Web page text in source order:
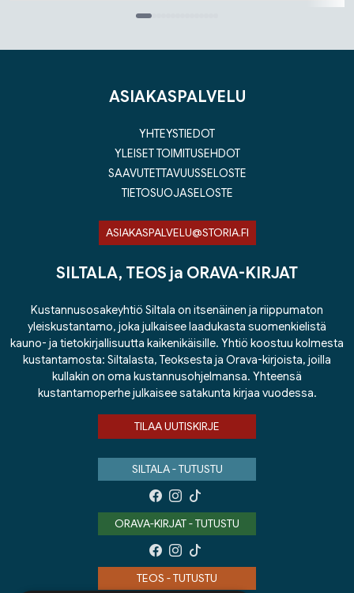
ASIAKASPALVELU
YHTEYSTIEDOT
YLEISET TOIMITUSEHDOT
SAAVUTETTAVUUSSELOSTE
TIETOSUOJASELOSTE
ASIAKASPALVELU@STORIA.FI
SILTALA, TEOS ja ORAVA-KIRJAT
Kustannusosakeyhtiö Siltala on itsenäinen ja riippumaton
yleiskustantamo, joka julkaisee laadukasta suomenkielistä
kauno- ja tietokirjallisuutta kaikenikäisille. Yhtiö koostuu kolmesta
kustantamosta: Siltalasta, Teoksesta ja Orava-kirjoista, joilla
kullakin on oma kustannusohjelmansa. Yhteensä
kustantamoperhe julkaisee satakunta kirjaa vuodessa.
TILAA UUTISKIRJE
SILTALA - TUTUSTU
ORAVA-KIRJAT - TUTUSTU
TEOS - TUTUSTU